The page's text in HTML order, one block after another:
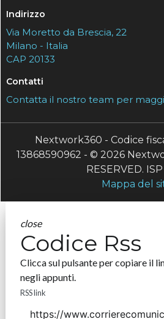
Indirizzo
Via Moretto da Brescia, 22
Milano - Italia
CAP 20133
Contatti
Contatta il nostro team per
Nextwork360 - Codice
13868590962 - © 2026
RESERVED.
Mappa del
close
Codice Rss
Clicca sul pulsante per copiare il
negli appunti.
RSS link